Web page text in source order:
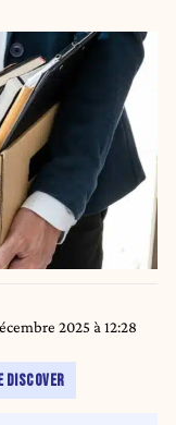
2025 à 12:28
DISCOVER